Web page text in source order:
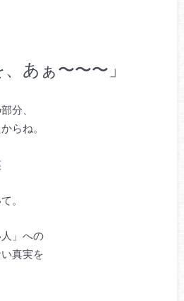
あぁ〜〜〜」
分、
らね。
。
」への
真実を